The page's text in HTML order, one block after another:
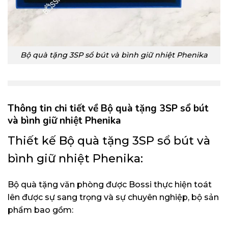
Bộ quà tặng 3SP sổ bút và bình giữ nhiệt Phenika
Thông tin chi tiết về Bộ quà tặng 3SP sổ bút
và bình giữ nhiệt Phenika
Thiết kế Bộ quà tặng 3SP sổ bút và
bình giữ nhiệt Phenika:
Bộ quà tặng văn phòng được Bossi thực hiện toát
lên được sự sang trọng và sự chuyên nghiệp, bộ sản
phẩm bao gồm: